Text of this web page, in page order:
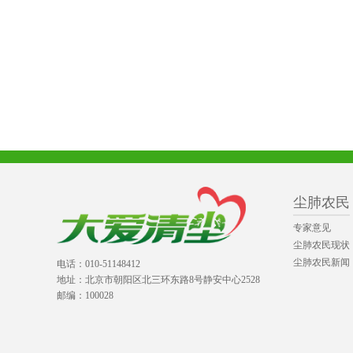
电话：010-51148412
地址：北京市朝阳区北三环东路8号静安中心2528
邮编：100028
尘肺农民
专家意见
尘肺农民现状
尘肺农民新闻